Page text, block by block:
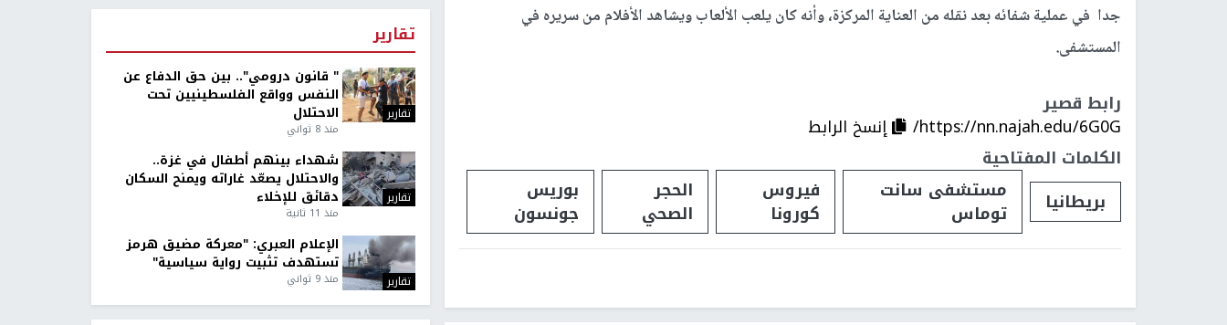
جدا في عملية شفائه بعد نقله من العناية المركزة، وأنه كان يلعب الألعاب ويشاهد الأفلام من سريره في
المستشفى.
رابط قصير
https://nn.najah.edu/6G0G/
إنسخ الرابط
الكلمات المفتاحية
بريطانيا
مستشفى سانت
توماس
فيروس
كورونا
الحجر
الصحي
بوريس
جونسون
تقارير
تقارير
" قانون درومي".. بين حق الدفاع عن
النفس وواقع الفلسطينيين تحت
الاحتلال
منذ 8 ثواني
تقارير
شهداء بينهم أطفال في غزة..
والاحتلال يصعّد غاراته ويمنح السكان
دقائق للإخلاء
منذ 11 ثانية
تقارير
الإعلام العبري: "معركة مضيق هرمز
تستهدف تثبيت رواية سياسية"
منذ 9 ثواني